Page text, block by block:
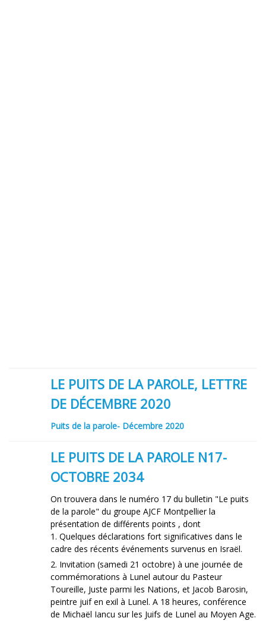
LE PUITS DE LA PAROLE, LETTRE
DE DÉCEMBRE 2020
Puits de la parole- Décembre 2020
LE PUITS DE LA PAROLE N17-
OCTOBRE 2034
On trouvera dans le numéro 17 du bulletin "Le puits
de la parole" du groupe AJCF Montpellier la
présentation de différents points , dont
1. Quelques déclarations fort significatives dans le
cadre des récents événements survenus en Israël.
2. Invitation (samedi 21 octobre) à une journée de
commémorations à Lunel autour du Pasteur
Toureille, Juste parmi les Nations, et Jacob Barosin,
peintre juif en exil à Lunel. A 18 heures, conférence
de Michaël Iancu sur les Juifs de Lunel au Moyen Age.